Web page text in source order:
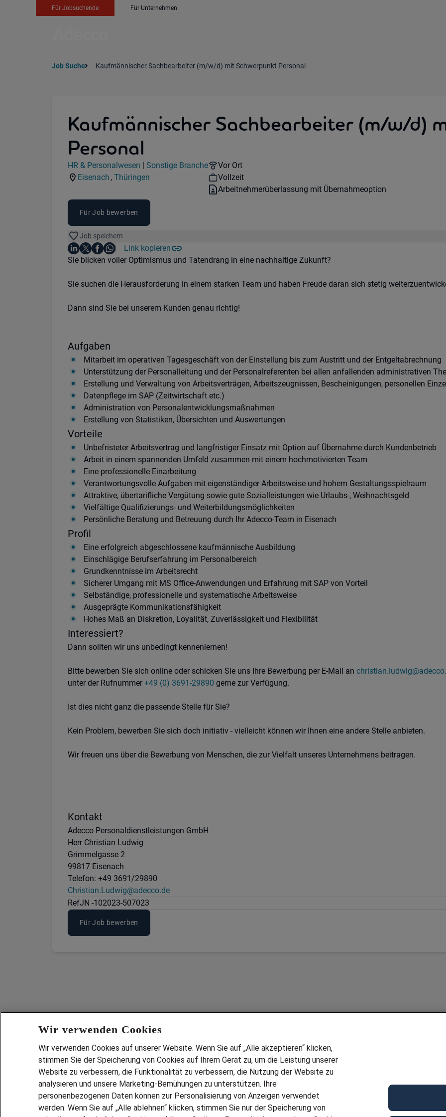
Für Jobsuchende Für Unternehmen
Job Suche Kaufmännischer Sachbearbeiter (m/w/d) mit Schwerpunkt Personal
Kaufmännischer Sachbearbeiter (m/w/d)
Personal
Jobdetails
Kategorie:
HR & Personalwesen |
Industry:
Sonstige Branche
Standorte:
Eisenach ,
Region:
Thüringen
Remote Option:
Vor Ort
Workhours:
Vollzeit
Vertragsart:
Arbeitnehmerüberlassung mit Übernahmeoption
Für Job bewerben
Job speichern
Teile diesen Job
Auf LinkedIn teilen
Auf X teilen
Auf Facebook teilen
Auf WhatsApp teilen
Link kopieren
Einleitung
Sie blicken voller Optimismus und Tatendrang in eine nachhaltige Zukunft?
Sie suchen die Herausforderung in einem starken Team und haben Freude daran sich stetig
Dann sind Sie bei unserem Kunden genau richtig!
Aufgaben
Mitarbeit im operativen Tagesgeschäft von der Einstellung bis zum Austritt und der Entgeltabrechnung
Unterstützung der Personalleitung und der Personalreferenten bei allen anfallenden administrativen
Erstellung und Verwaltung von Arbeitsverträgen, Arbeitszeugnissen, Bescheinigungen, personellen
Datenpflege im SAP (Zeitwirtschaft etc.)
Administration von Personalentwicklungsmaßnahmen
Erstellung von Statistiken, Übersichten und Auswertungen
Vorteile
Unbefristeter Arbeitsvertrag und langfristiger Einsatz mit Option auf Übernahme durch Kundenbetrieb
Arbeit in einem spannenden Umfeld zusammen mit einem hochmotivierten Team
Eine professionelle Einarbeitung
Verantwortungsvolle Aufgaben mit eigenständiger Arbeitsweise und hohem Gestaltungsspielraum
Attraktive, übertarifliche Vergütung sowie gute Sozialleistungen wie Urlaubs-, Weihnachtsgeld
Vielfältige Qualifizierungs- und Weiterbildungsmöglichkeiten
Persönliche Beratung und Betreuung durch Ihr Adecco-Team in Eisenach
Profil
Eine erfolgreich abgeschlossene kaufmännische Ausbildung
Einschlägige Berufserfahrung im Personalbereich
Grundkenntnisse im Arbeitsrecht
Sicherer Umgang mit MS Office-Anwendungen und Erfahrung mit SAP von Vorteil
Selbständige, professionelle und systematische Arbeitsweise
Ausgeprägte Kommunikationsfähigkeit
Hohes Maß an Diskretion, Loyalität, Zuverlässigkeit und Flexibilität
Interessiert?
Dann sollten wir uns unbedingt kennenlernen!
Bitte bewerben Sie sich online oder schicken Sie uns Ihre Bewerbung per E-Mail an
unter der Rufnummer +49 (0) 3691-29890 gerne zur Verfügung.
Ist dies nicht ganz die passende Stelle für Sie?
Kein Problem, bewerben Sie sich doch initiativ - vielleicht können wir Ihnen eine andere Stelle anbieten.
Wir freuen uns über die Bewerbung von Menschen, die zur Vielfalt unseres Unternehmens beitragen.
Kontakt
Adecco Personaldienstleistungen GmbH
Herr Christian Ludwig
Grimmelgasse 2
99817 Eisenach
Telefon: +49 3691/29890
Christian.Ludwig@adecco.de
RefJN -102023-507023
Für Job bewerben
Services
JOBSUCHE
LEBENSLAUF GENERATOR
Wir verwenden Cookies
Wir verwenden Cookies auf unserer Website. Wenn Sie auf „Alle akzeptieren“ klicken,
stimmen Sie der Speicherung von Cookies auf Ihrem Gerät zu, um die Leistung unserer
Website zu verbessern, die Funktionalität zu verbessern, die Nutzung der Website zu
analysieren und unsere Marketing-Bemühungen zu unterstützen. Ihre
personenbezogenen Daten können zur Personalisierung von Anzeigen verwendet
werden. Wenn Sie auf „Alle ablehnen“ klicken, stimmen Sie nur der Speicherung von